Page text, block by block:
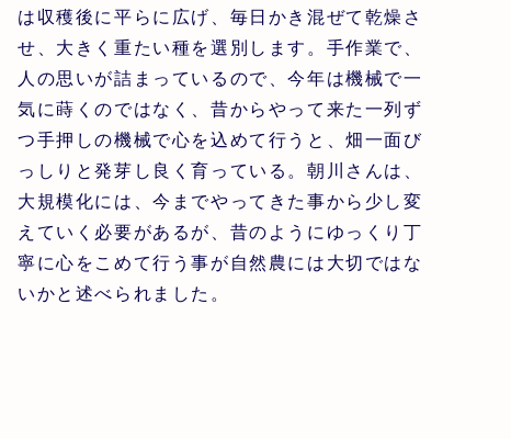
は収穫後に平らに広げ、毎日かき混ぜて乾燥さ
せ、大きく重たい種を選別します。手作業で、
人の思いが詰まっているので、今年は機械で一
気に蒔くのではなく、昔からやって来た一列ず
つ手押しの機械で心を込めて行うと、畑一面び
っしりと発芽し良く育っている。朝川さんは、
大規模化には、今までやってきた事から少し変
えていく必要があるが、昔のようにゆっくり丁
寧に心をこめて行う事が自然農には大切ではな
いかと述べられました。